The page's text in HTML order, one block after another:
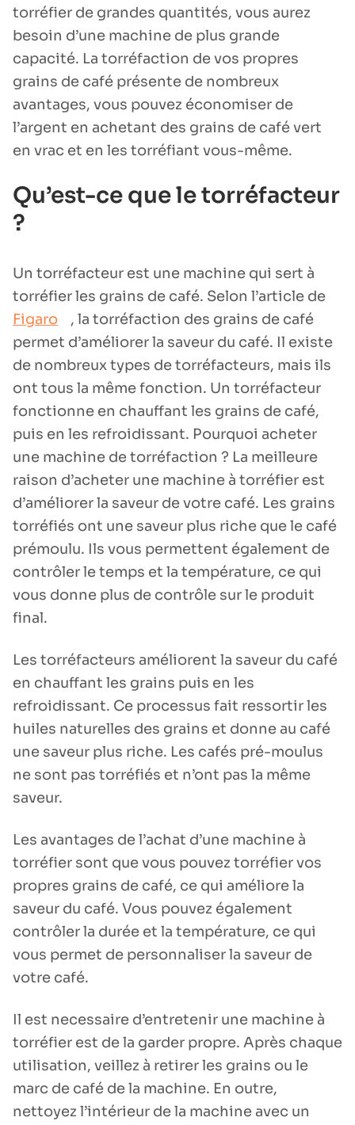
torréfier de grandes quantités, vous aurez
besoin d’une machine de plus grande
capacité. La torréfaction de vos propres
grains de café présente de nombreux
avantages, vous pouvez économiser de
l’argent en achetant des grains de café vert
en vrac et en les torréfiant vous-même.
Qu’est-ce que le torréfacteur
?
Un torréfacteur est une machine qui sert à
torréfier les grains de café. Selon l’article de
Figaro
, la torréfaction des grains de café
permet d’améliorer la saveur du café. Il existe
de nombreux types de torréfacteurs, mais ils
ont tous la même fonction. Un torréfacteur
fonctionne en chauffant les grains de café,
puis en les refroidissant. Pourquoi acheter
une machine de torréfaction ? La meilleure
raison d’acheter une machine à torréfier est
d’améliorer la saveur de votre café. Les grains
torréfiés ont une saveur plus riche que le café
prémoulu. Ils vous permettent également de
contrôler le temps et la température, ce qui
vous donne plus de contrôle sur le produit
final.
Les torréfacteurs améliorent la saveur du café
en chauffant les grains puis en les
refroidissant. Ce processus fait ressortir les
huiles naturelles des grains et donne au café
une saveur plus riche. Les cafés pré-moulus
ne sont pas torréfiés et n’ont pas la même
saveur.
Les avantages de l’achat d’une machine à
torréfier sont que vous pouvez torréfier vos
propres grains de café, ce qui améliore la
saveur du café. Vous pouvez également
contrôler la durée et la température, ce qui
vous permet de personnaliser la saveur de
votre café.
Il est necessaire d’entretenir une machine à
torréfier est de la garder propre. Après chaque
utilisation, veillez à retirer les grains ou le
marc de café de la machine. En outre,
nettoyez l’intérieur de la machine avec un